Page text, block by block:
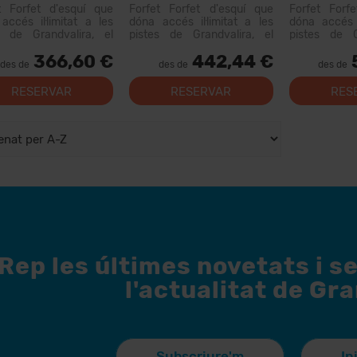
Forfet d'esquí que
il·limitat a les
de Grandvalira, el
Amb aquest
recórrer més...
des de 366,60 €
RESERVAR
Forfet Forfet d'esquí que
dóna accés il·limitat a les
pistes de Grandvalira, el
dels Pirineus. Amb aquest
forfet podràs recórrer més...
des de 442,44 €
RESERVAR
Material
Forfet
dóna
pistes de
dels
de 200 km
opcions per
des de
les últimes novetats i
l'actualitat de